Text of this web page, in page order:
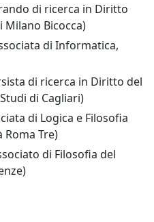
di ricerca in Diritto
Milano Bicocca)
di Informatica,
di ricerca in Diritto del
di Cagliari)
di Logica e Filosofia
Roma Tre)
di Filosofia del